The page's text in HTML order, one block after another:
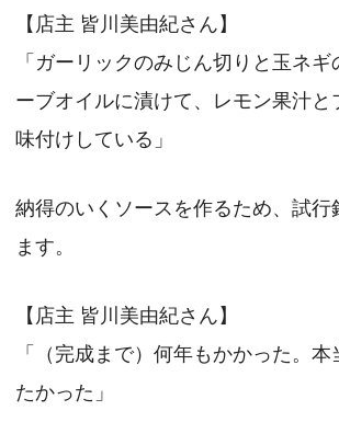
【店主 皆川美由紀さん】
「ガーリックのみじん切りと玉ネ
ーブオイルに漬けて、レモン果汁
味付けしている」
納得のいくソースを作るため、試
ます。
【店主 皆川美由紀さん】
「（完成まで）何年もかかった。
たかった」